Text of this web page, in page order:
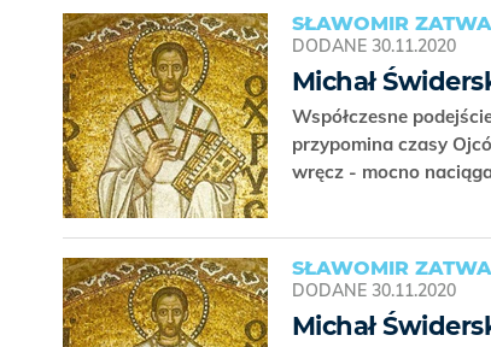
SŁAWOMIR
DODANE 30.11.2020
Michał
Współczesne
przypomina czasy
wręcz - mocno
SŁAWOMIR
DODANE 30.11.2020
Michał